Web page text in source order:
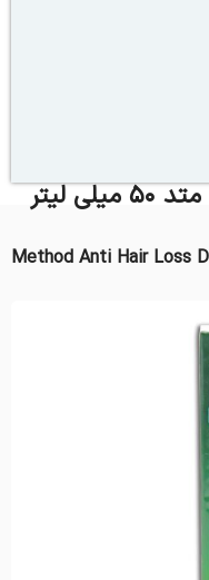
لیتر
Method Anti Hair Loss